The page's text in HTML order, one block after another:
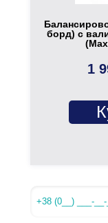
борд) с
1